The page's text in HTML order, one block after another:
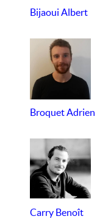
Bijaoui Albert
Broquet Adrien
Carry Benoît